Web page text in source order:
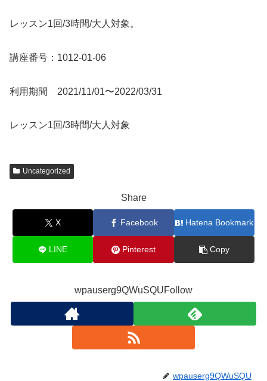
レッスン1回/3時間/大人対象。
講座番号：1012-01-06
利用期間 2021/11/01〜2022/03/31
レッスン1回/3時間/大人対象
Uncategorized
Share
X Facebook Hatena Bookmark
LINE Pinterest Copy
wpauserg9QWuSQUFollow
wpauserg9QWuSQU